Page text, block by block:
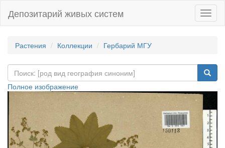
Депозитарий живых систем
Растения Коллекции Гербарий МГУ
Полное изображение